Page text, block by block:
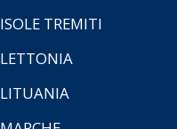
ISOLE TREMITI
LETTONIA
LITUANIA